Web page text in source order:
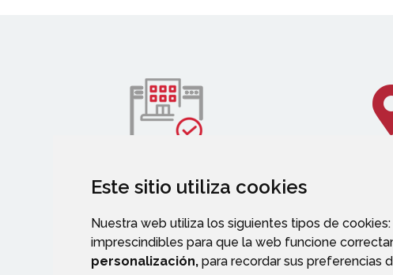
Este sitio utiliza cookies
Nuestra web utiliza los siguientes tipos de cookies:
imprescindibles para que la web funcione
personalización, para recordar sus preferencias
DIRECTORIO EMPRESARIAL